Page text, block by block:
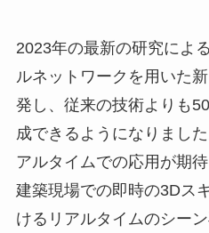
2023年の最新の研究によ
ルネットワークを用いた
発し、従来の技術よりも
成できるようになりまし
アルタイムでの応用が期
建築現場での即時の3Dス
けるリアルタイムのシー